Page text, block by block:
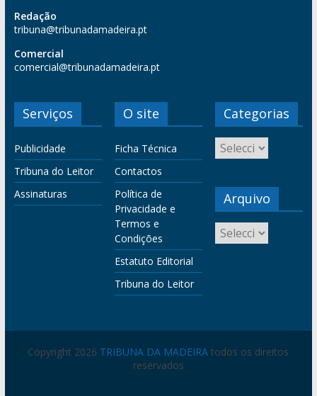
Redação
tribuna@tribunadamadeira.pt
Comercial
comercial@tribunadamadeira.pt
Serviços
Publicidade
Tribuna do Leitor
Assinaturas
O site
Ficha Técnica
Contactos
Política de
Privacidade e
Termos e
Condições
Estatuto Editorial
Tribuna do Leitor
Categorias
Arquivo
Copyright 2026 TRIBUNA DA MADEIRA todos os direitos
reservados